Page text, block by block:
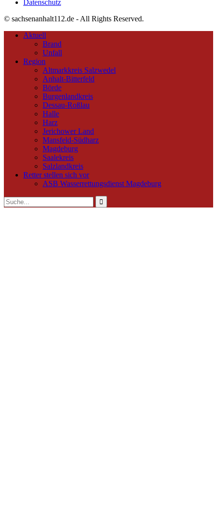
Datenschutz
© sachsenanhalt112.de - All Rights Reserved.
Aktuell
Brand
Unfall
Region
Altmarkkreis Salzwedel
Anhalt-Bitterfeld
Börde
Burgenlandkreis
Dessau-Roßlau
Halle
Harz
Jerichower Land
Mansfeld-Südharz
Magdeburg
Saalekreis
Salzlandkreis
Retter stellen sich vor
ASB Wasserrettungsdienst Magdeburg